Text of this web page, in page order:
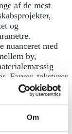
Om
af de mest
og
nuanceret med
by,
Farver, teksturer
zoner og
integreret
gennem